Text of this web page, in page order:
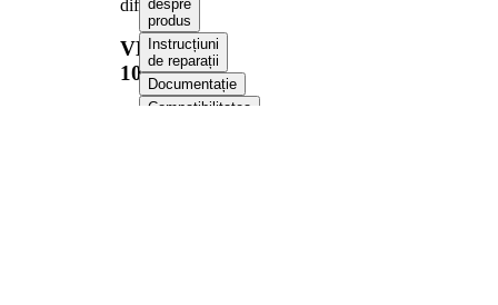
diferential
VKJC
1046
despre
produs
Instrucțiuni
de reparații
Documentație
Compatibilitatea